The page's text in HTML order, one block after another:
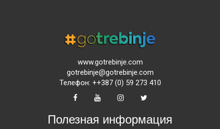
www.gotrebinje.com
gotrebinje@gotrebinje.com
Телефон: ++387 (0) 59 273 410
Полезная информация